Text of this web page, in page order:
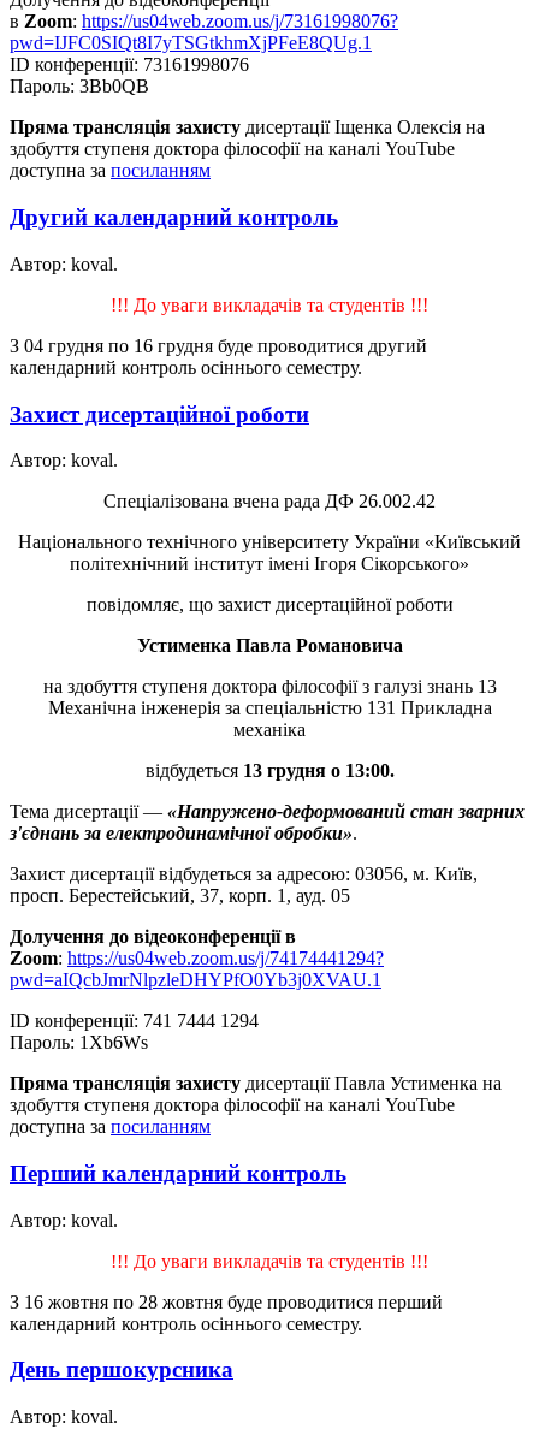
в Zoom: https://us04web.zoom.us/j/73161998076?
pwd=IJFC0SIQt8I7yTSGtkhmXjPFeE8QUg.1
ID конференції: 73161998076
Пароль: 3Bb0QB
Пряма трансляція захисту дисертації Іщенка Олексія на
здобуття ступеня доктора філософії на каналі YouTube
доступна за посиланням
Другий календарний контроль
Автор: koval.
!!! До уваги викладачів та студентів !!!
З 04 грудня по 16 грудня буде проводитися другий
календарний контроль осіннього семестру.
Захист дисертаційної роботи
Автор: koval.
Спеціалізована вчена рада ДФ 26.002.42
Національного технічного університету України «Київський
політехнічний інститут імені Ігоря Сікорського»
повідомляє, що захист дисертаційної роботи
Устименка Павла Романовича
на здобуття ступеня доктора філософії з галузі знань 13
Механічна інженерія за спеціальністю 131 Прикладна
механіка
відбудеться 13 грудня о 13:00.
Тема дисертації — «Напружено-деформований стан зварних
з'єднань за електродинамічної обробки».
Захист дисертації відбудеться за адресою: 03056, м. Київ,
просп. Берестейський, 37, корп. 1, ауд. 05
Долучення до відеоконференції в
Zoom: https://us04web.zoom.us/j/74174441294?
pwd=aIQcbJmrNlpzleDHYPfO0Yb3j0XVAU.1
ID конференції: 741 7444 1294
Пароль: 1Xb6Ws
Пряма трансляція захисту дисертації Павла Устименка на
здобуття ступеня доктора філософії на каналі YouTube
доступна за посиланням
Перший календарний контроль
Автор: koval.
!!! До уваги викладачів та студентів !!!
З 16 жовтня по 28 жовтня буде проводитися перший
календарний контроль осіннього семестру.
День першокурсника
Автор: koval.